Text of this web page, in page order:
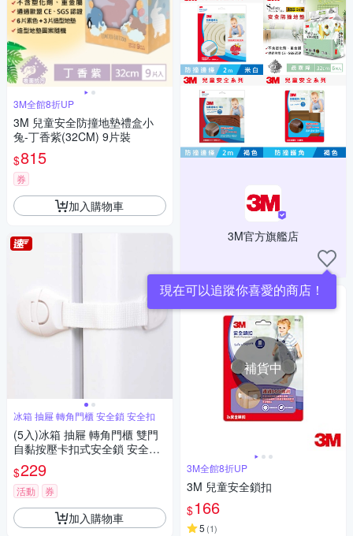
3M全館8折UP
3M 兒童安全防撞地墊禮盒小
兔-丁香紫(32CM) 9片裝
$815
券
加入購物車
冰箱 抽屜 轉角門櫃 安全鎖 安全扣
(5入)冰箱 抽屜 轉角門櫃 雙門
自黏按壓卡扣式安全鎖 安全扣
門扣 抽屜鎖 防開鎖
$229
活動 券
加入購物車
3M官方旗艦店
現在可以追蹤你喜愛的商店！
補貨中
3M全館8折UP
3M 兒童安全鎖扣
$166
5 (1)